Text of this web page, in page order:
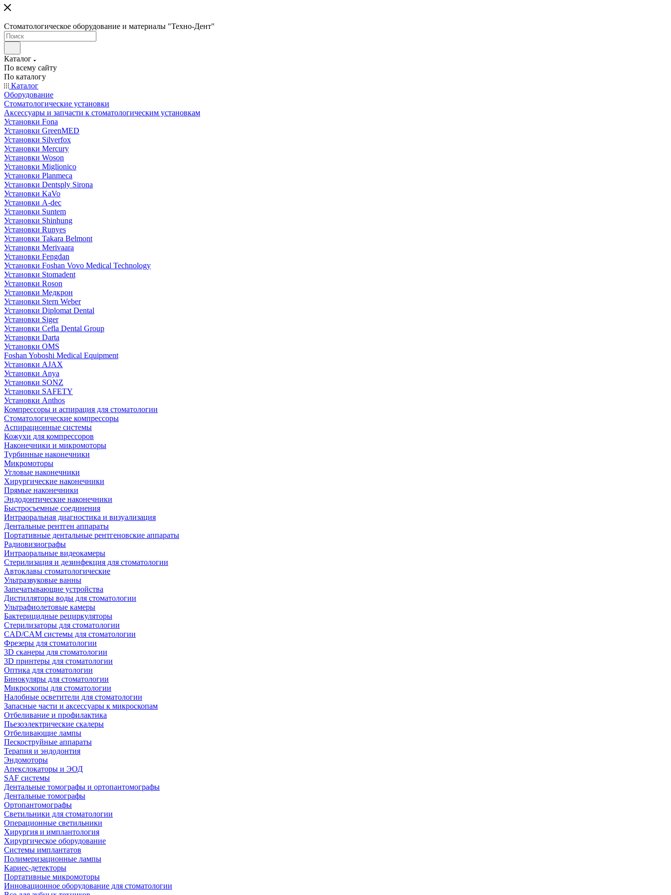
Стоматологическое оборудование и материалы "Техно-Дент"
Каталог
По всему сайту
По каталогу
Каталог
Оборудование
Стоматологические установки
Аксессуары и запчасти к стоматологическим установкам
Установки Fona
Установки GreenMED
Установки Silverfox
Установки Mercury
Установки Woson
Установки Miglionico
Установки Planmeca
Установки Dentsply Sirona
Установки KaVo
Установки A-dec
Установки Suntem
Установки Shinhung
Установки Runyes
Установки Takara Belmont
Установки Merivaara
Установки Fengdan
Установки Foshan Vovo Medical Technology
Установки Stomadent
Установки Roson
Установки Медкрон
Установки Stern Weber
Установки Diplomat Dental
Установки Siger
Установки Cefla Dental Group
Установки Darta
Установки OMS
Foshan Yoboshi Medical Equipment
Установки AJAX
Установки Anya
Установки SONZ
Установки SAFETY
Установки Anthos
Компрессоры и аспирация для стоматологии
Стоматологические компрессоры
Аспирационные системы
Кожухи для компрессоров
Наконечники и микромоторы
Турбинные наконечники
Микромоторы
Угловые наконечники
Хирургические наконечники
Прямые наконечники
Эндодонтические наконечники
Быстросъемные соединения
Интраоральная диагностика и визуализация
Дентальные рентген аппараты
Портативные дентальные рентгеновские аппараты
Радиовизиографы
Интраоральные видеокамеры
Стерилизация и дезинфекция для стоматологии
Автоклавы стоматологические
Ультразвуковые ванны
Запечатывающие устройства
Дистилляторы воды для стоматологии
Ультрафиолетовые камеры
Бактерицидные рециркуляторы
Стерилизаторы для стоматологии
CAD/CAM системы для стоматологии
Фрезеры для стоматологии
3D cканеры для стоматологии
3D принтеры для стоматологии
Оптика для стоматологии
Бинокуляры для стоматологии
Микроскопы для стоматологии
Налобные осветители для стоматологии
Запасные части и аксессуары к микроскопам
Отбеливание и профилактика
Пьезоэлектрические скалеры
Отбеливающие лампы
Пескоструйные аппараты
Терапия и эндодонтия
Эндомоторы
Апекслокаторы и ЭОД
SAF системы
Дентальные томографы и ортопантомографы
Дентальные томографы
Ортопантомографы
Светильники для стоматологии
Операционные светильники
Хирургия и имплантология
Хирургическое оборудование
Системы имплантатов
Полимеризационные лампы
Кариес-детекторы
Портативные микромоторы
Инновационное оборудование для стоматологии